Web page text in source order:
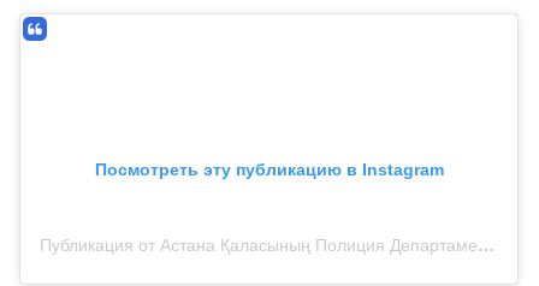
Посмотреть эту публикацию в Instagram
Публикация от Астана Қаласының Полиция Департаменті (@police__astana)